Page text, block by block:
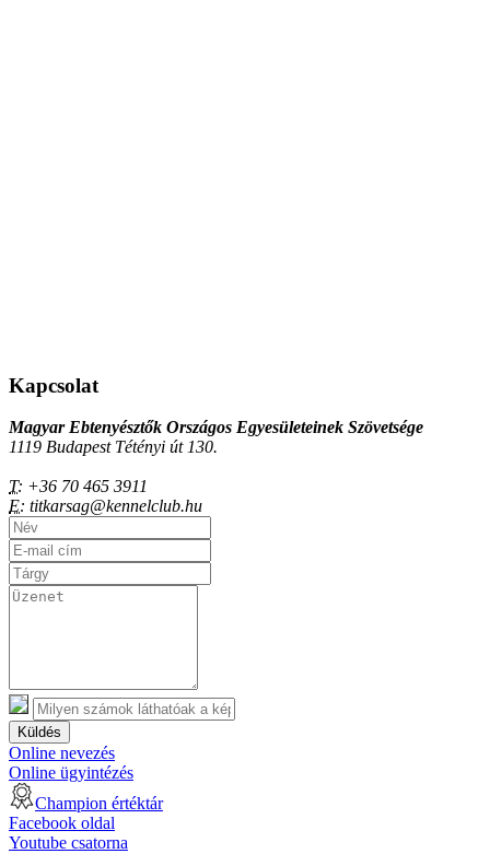
Kapcsolat
Magyar Ebtenyésztők Országos Egyesületeinek Szövetsége
1119 Budapest Tétényi út 130.
T: +36 70 465 3911
E: titkarsag@kennelclub.hu
Küldés
Online nevezés
Online ügyintézés
Champion értéktár
Facebook oldal
Youtube csatorna